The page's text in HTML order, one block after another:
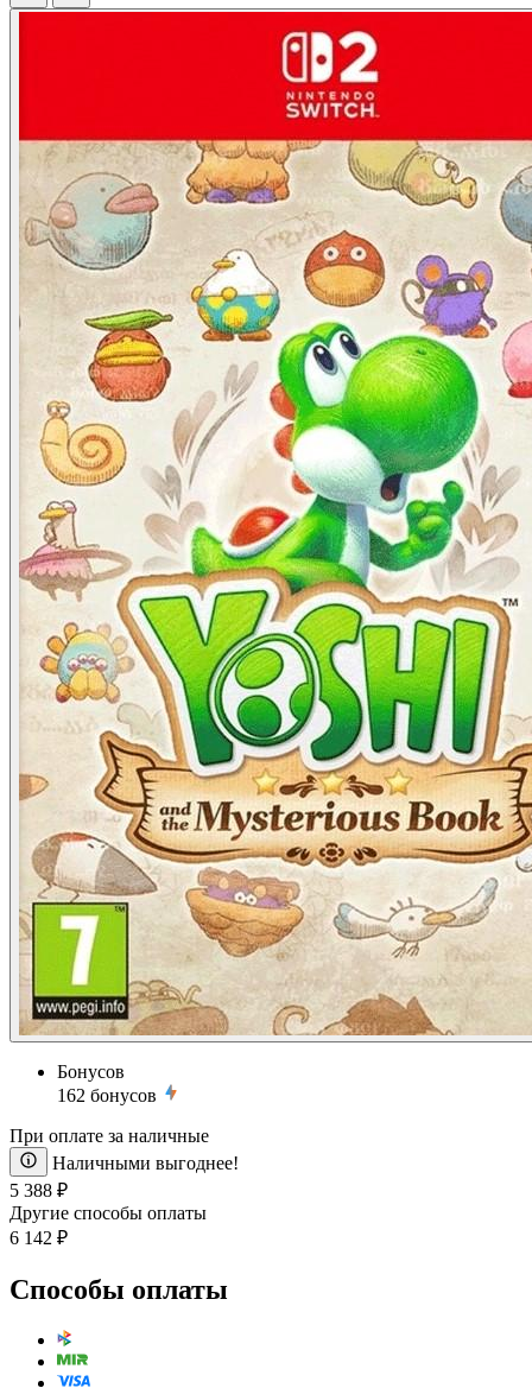
Бонусов
162 бонусов
При оплате за наличные
Наличными выгоднее!
5 388 ₽
Другие способы оплаты
6 142 ₽
Способы оплаты